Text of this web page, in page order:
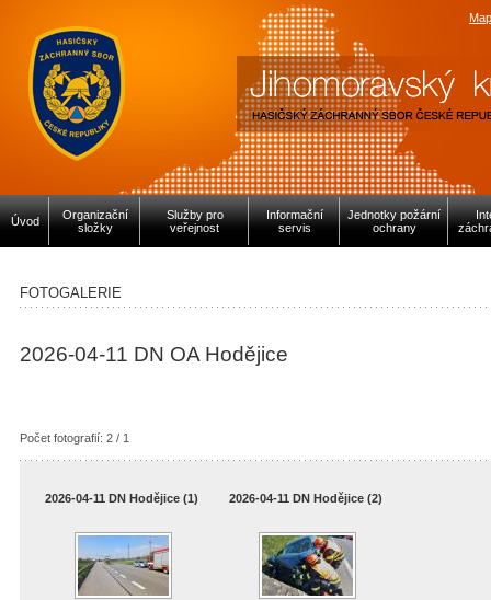
Úvod
Organizační
složky
Služby pro
veřejnost
Informační
servis
Jednotky požární
ochrany
FOTOGALERIE
2026-04-11 DN OA Hodějice
Počet fotografií: 2 / 1
2026-04-11 DN Hodějice (1) 2026-04-11 DN Hodějice (2)